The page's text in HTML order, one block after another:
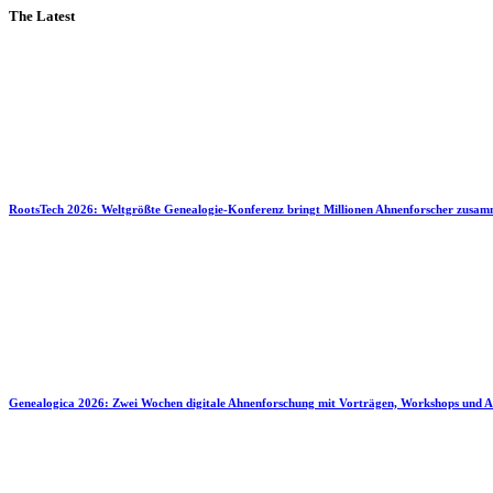
The Latest
RootsTech 2026: Weltgrößte Genealogie-Konferenz bringt Millionen Ahnenforscher
Genealogica 2026: Zwei Wochen digitale Ahnenforschung mit Vorträgen, Workshops und